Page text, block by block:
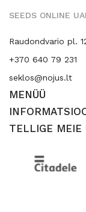
SEEDS ONLINE
Raudondvario pl.
+370 640 79 231
seklos@nojus.lt
MENÜÜ
TELLIGE MEIE